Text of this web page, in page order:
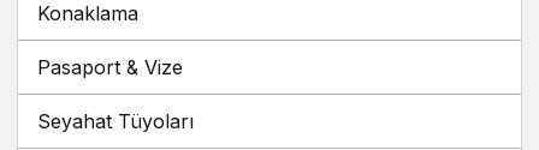
Konaklama
Pasaport & Vize
Seyahat Tüyoları